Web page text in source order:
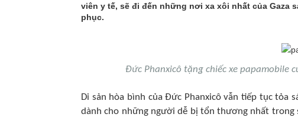
viên y tế, sẽ đi đến những nơi xa xôi nhất của Gaza
phục.
Đức Phanxicô tặng chiếc xe papamobile
Di sản hòa bình của Đức Phanxicô vẫn tiếp tục tỏa
dành cho những người dễ bị tổn thương nhất trong